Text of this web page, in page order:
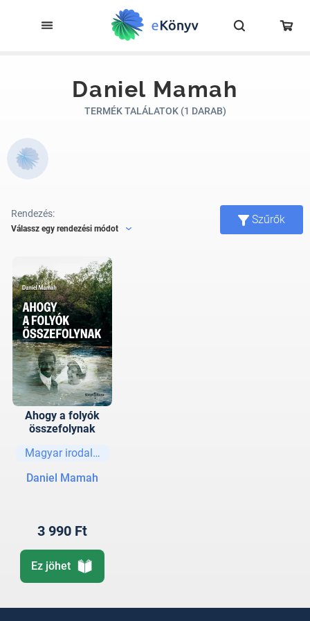
Daniel Mamah
TERMÉK TALÁLATOK (1 DARAB)
Rendezés:
Válassz egy rendezési módot
Szűrők
Ahogy a folyók
összefolynak
Magyar irodalom
Daniel Mamah
3 990 Ft
Ez jöhet